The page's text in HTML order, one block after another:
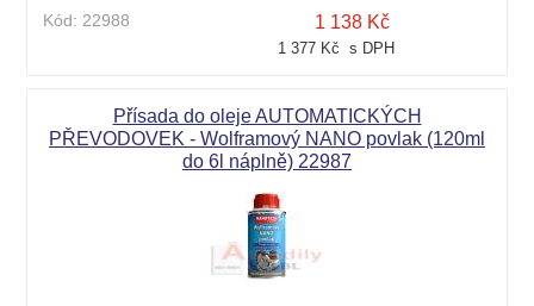
Kód: 22988 1 138 Kč
1 377 Kč s DPH
Přísada do oleje AUTOMATICKÝCH
PŘEVODOVEK - Wolframový NANO povlak (120ml
do 6l náplně) 22987